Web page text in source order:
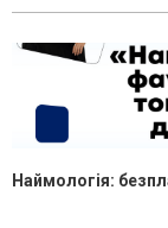
Наймологія: